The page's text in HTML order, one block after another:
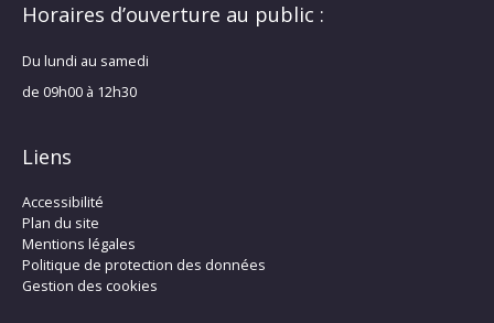
Horaires d’ouverture au public :
Du lundi au samedi
de 09h00 à 12h30
Liens
Accessibilité
Plan du site
Mentions légales
Politique de protection des données
Gestion des cookies